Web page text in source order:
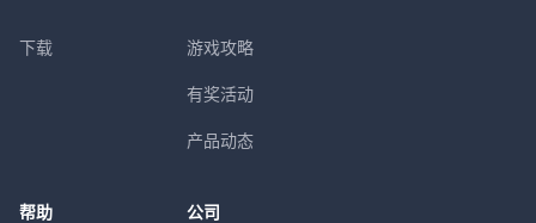
下载 游戏攻略
有奖活动
产品动态
帮助 公司